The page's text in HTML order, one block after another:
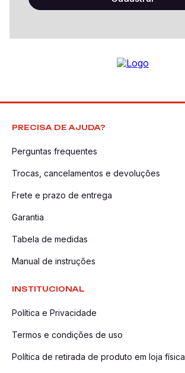
PRECISA DE AJUDA?
Perguntas frequentes
Trocas, cancelamentos e devoluções
Frete e prazo de entrega
Garantia
Tabela de medidas
Manual de instruções
INSTITUCIONAL
Política e Privacidade
Termos e condições de uso
Política de retirada de produto em loja física